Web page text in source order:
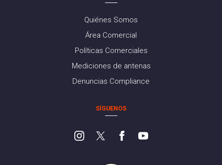
Quiénes Somos
Área Comercial
Políticas Comerciales
Mediciones de antenas
Denuncias Compliance
SÍGUENOS